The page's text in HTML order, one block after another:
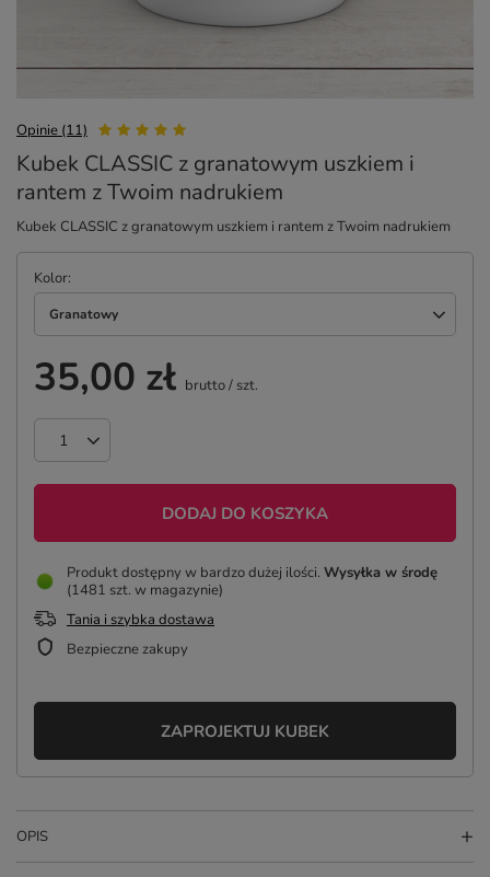
Opinie (11)
Kubek CLASSIC z granatowym uszkiem i
rantem z Twoim nadrukiem
Kubek CLASSIC z granatowym uszkiem i rantem z Twoim nadrukiem
Kolor
Granatowy
35,00 zł brutto/ szt.
DODAJ DO KOSZYKA
Produkt dostępny w bardzo dużej ilości Wysyłka w środę
(1481 szt. w magazynie)
Tania i szybka dostawa
Bezpieczne zakupy
ZAPROJEKTUJ KUBEK
OPIS